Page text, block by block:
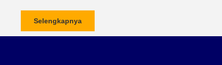
Selengkapnya